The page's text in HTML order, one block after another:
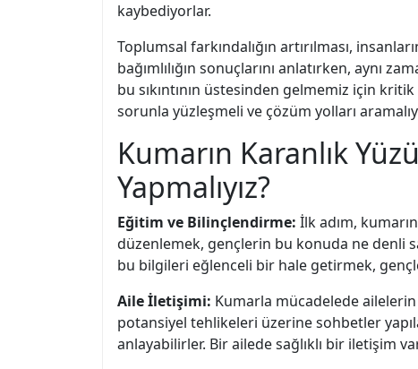
kaybediyorlar.
Toplumsal farkındalığın artırılması,
bağımlılığın sonuçlarını anlatırken, aynı
bu sıkıntının üstesinden gelmemiz için kritik
sorunla yüzleşmeli ve çözüm yolları
Kumarın Karanlık
Yapmalıyız?
Eğitim ve Bilinçlendirme: İlk adım,
düzenlemek, gençlerin bu konuda ne denli
bu bilgileri eğlenceli bir hale getirmek,
Aile İletişimi: Kumarla mücadelede
potansiyel tehlikeleri üzerine sohbetler
anlayabilirler. Bir ailede sağlıklı bir iletişim